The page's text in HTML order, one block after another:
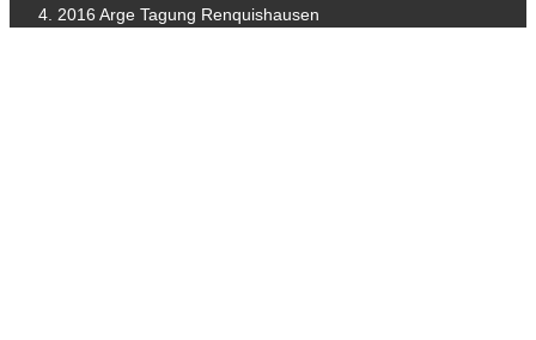
2016 Arge Tagung Renquishausen